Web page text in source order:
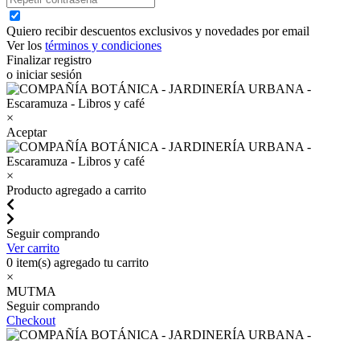
Quiero recibir descuentos exclusivos y novedades por email
Ver los términos y condiciones
Finalizar registro
o iniciar sesión
×
Aceptar
×
Producto agregado a carrito
Seguir comprando
Ver carrito
0 item(s) agregado tu carrito
×
MUTMA
Seguir comprando
Checkout